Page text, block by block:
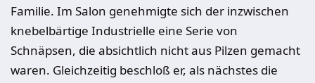
Familie. Im Salon genehmigte sich der inzwischen
knebelbärtige Industrielle eine Serie von
Schnäpsen, die absichtlich nicht aus Pilzen gemacht
waren. Gleichzeitig beschloß er, als nächstes die